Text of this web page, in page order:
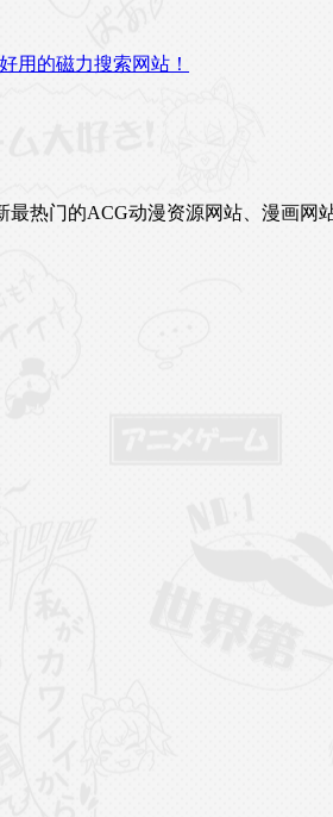
用的磁力搜索网站！
热门的ACG动漫资源网站、漫画